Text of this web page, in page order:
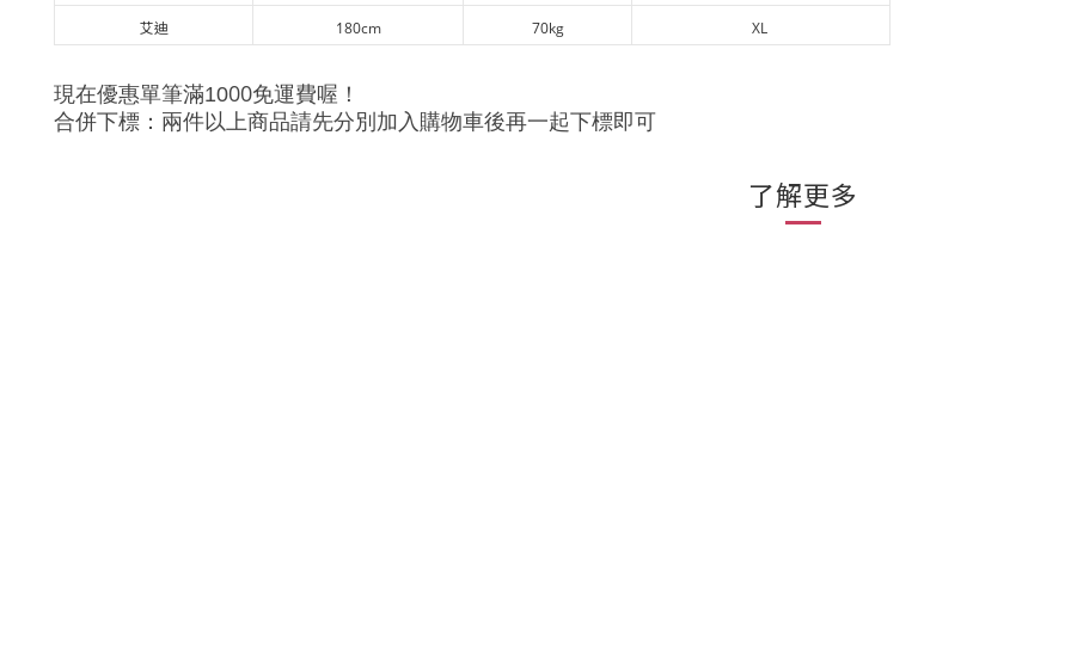
艾迪
180cm 70kg XL
現在優惠單筆滿1000免運費喔！
合併下標：兩件以上商品請先分別加入購物車後再一起下標即可
了解更多